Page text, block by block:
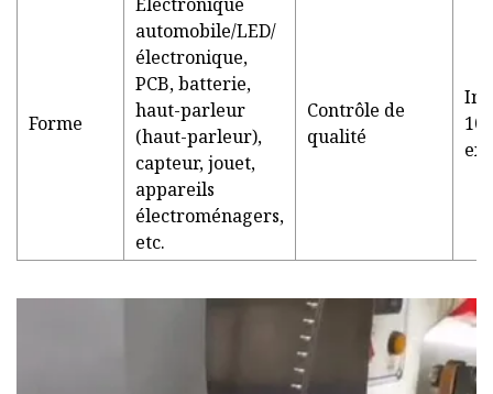
Forme
Electronique
automobile/LED/
électronique,
PCB, batterie,
haut-parleur
(haut-parleur),
capteur, jouet,
appareils
électroménagers,
etc.
Contrôle de
qualité